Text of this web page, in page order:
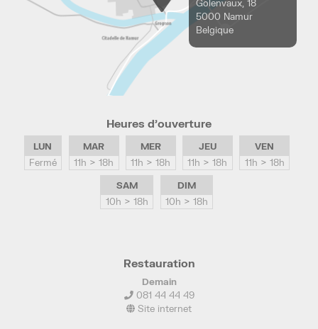
Golenvaux, 18
5000 Namur
Belgique
Heures d’ouverture
LUN
Fermé
MAR
11h > 18h
MER
11h > 18h
JEU
11h > 18h
VEN
11h > 18h
SAM
10h > 18h
DIM
10h > 18h
Restauration
Demain
081 44 44 49
Site internet